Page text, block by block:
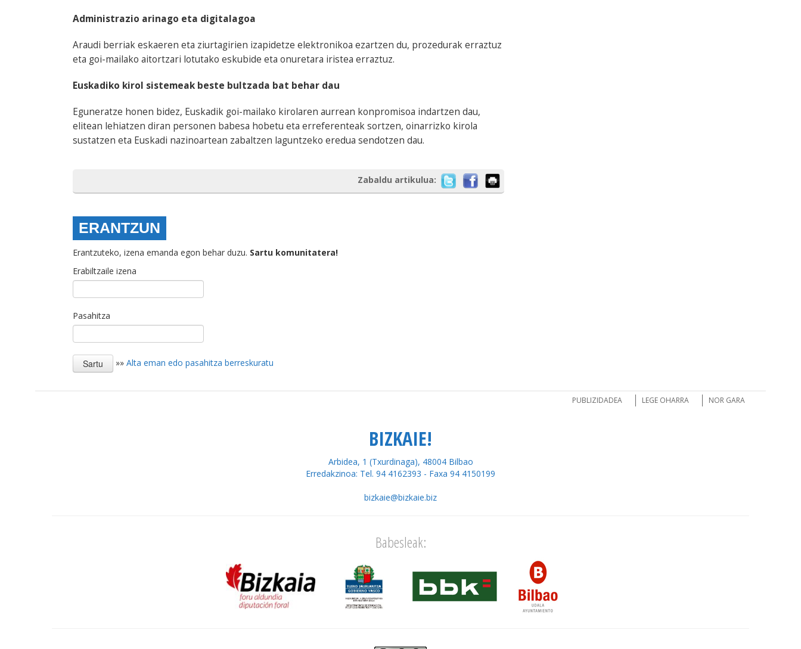
Administrazio arinago eta digitalagoa
Araudi berriak eskaeren eta ziurtagirien izapidetze elektronikoa ezartzen du, prozedurak erraztuz
eta goi-mailako aitortzari lotutako eskubide eta onuretara iristea erraztuz.
Euskadiko kirol sistemeak beste bultzada bat behar dau
Eguneratze honen bidez, Euskadik goi-mailako kirolaren aurrean konpromisoa indartzen dau,
elitean lehiatzen diran personen babesa hobetu eta erreferenteak sortzen, oinarrizko kirola
sustatzen eta Euskadi nazinoartean zabaltzen laguntzeko eredua sendotzen dau.
Zabaldu artikulua:
ERANTZUN
Erantzuteko, izena emanda egon behar duzu. Sartu komunitatera!
Erabiltzaile izena
Pasahitza
»» Alta eman edo pasahitza berreskuratu
NOR GARA
LEGE OHARRA
PUBLIZIDADEA
BIZKAIE!
Arbidea, 1 (Txurdinaga), 48004 Bilbao
Erredakzinoa: Tel. 94 4162393 - Faxa 94 4150199
bizkaie@bizkaie.biz
Babesleak: